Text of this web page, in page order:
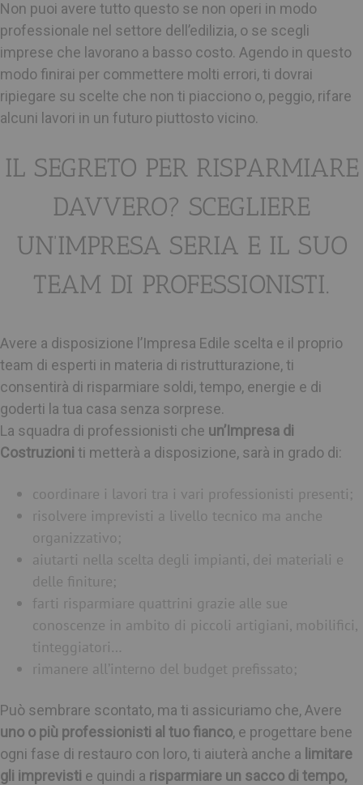
Non puoi avere tutto questo se non operi in modo
professionale nel settore dell’edilizia, o se scegli
imprese che lavorano a basso costo. Agendo in questo
modo finirai per commettere molti errori, ti dovrai
ripiegare su scelte che non ti piacciono o, peggio, rifare
alcuni lavori in un futuro piuttosto vicino.
IL SEGRETO PER RISPARMIARE
DAVVERO? SCEGLIERE
UN’IMPRESA SERIA E IL SUO
TEAM DI PROFESSIONISTI.
Avere a disposizione l’Impresa Edile scelta e il proprio
team di esperti in materia di ristrutturazione, ti
consentirà di risparmiare soldi, tempo, energie e di
goderti la tua casa senza sorprese.
La squadra di professionisti che un’Impresa di
Costruzioni ti metterà a disposizione, sarà in grado di:
coordinare i lavori tra i vari professionisti presenti;
risolvere imprevisti a livello tecnico ma anche
organizzativo;
aiutarti nella scelta degli impianti, dei materiali e
delle finiture;
farti risparmiare quattrini grazie alle sue
conoscenze in ambito di piccoli artigiani, mobilifici,
tinteggiatori…
rimanere all’interno del budget prefissato;
Può sembrare scontato, ma ti assicuriamo che, Avere
uno o più professionisti al tuo fianco, e progettare bene
ogni fase di restauro con loro, ti aiuterà anche a limitare
gli imprevisti e quindi a risparmiare un sacco di tempo,